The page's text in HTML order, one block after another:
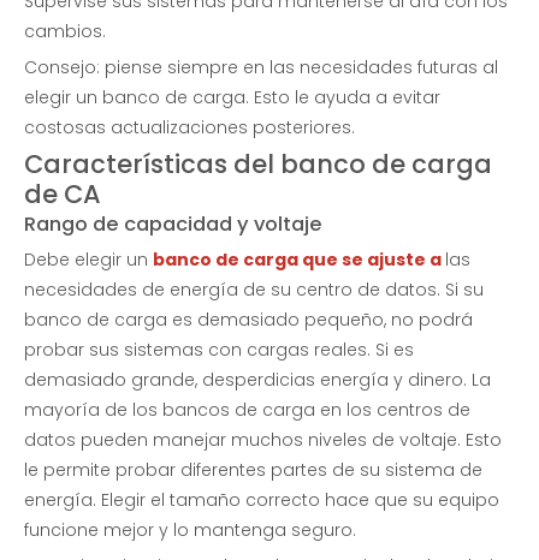
cambios.
Consejo: piense siempre en las necesidades futuras al
elegir un banco de carga. Esto le ayuda a evitar
costosas actualizaciones posteriores.
Características del banco de carga
de CA
Rango de capacidad y voltaje
Debe elegir un banco de carga que se ajuste a las
necesidades de energía de su centro de datos. Si su
banco de carga es demasiado pequeño, no podrá
probar sus sistemas con cargas reales. Si es
demasiado grande, desperdicias energía y dinero. La
mayoría de los bancos de carga en los centros de
datos pueden manejar muchos niveles de voltaje. Esto
le permite probar diferentes partes de su sistema de
energía. Elegir el tamaño correcto hace que su equipo
funcione mejor y lo mantenga seguro.